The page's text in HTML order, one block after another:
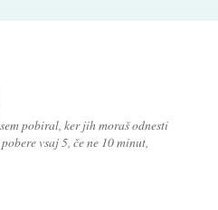
pobiral, ker jih moraš odnesti
vsaj 5, če ne 10 minut,